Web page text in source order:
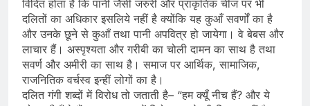
विदित होता है कि पानी जैसी जरुरी और प्राकृतिक चीज पर भी
दलितों का अधिकार इसलिये नहीं है क्योंकि यह कुआँ सवर्णों का है
और उनके छूने से कुआँ तथा पानी अपवित्र हो जायेगा। वे बेबस और
लाचार हैं। अस्पृश्यता और गरीबी का चोली दामन का साथ है तथा
सवर्ण और अमीरी का साथ है। समाज पर आर्थिक, सामाजिक,
राजनितिक वर्चस्व इन्हीं लोगों का है।
दलित गंगी शब्दों में विरोध तो जताती है– “हम क्यूँ नीच हैं? और ये